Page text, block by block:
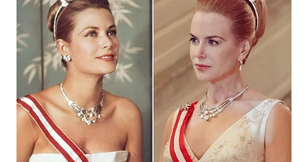
WN
SIMALUNGUN
WN
LABUHANBATU
WN
TAPANULI